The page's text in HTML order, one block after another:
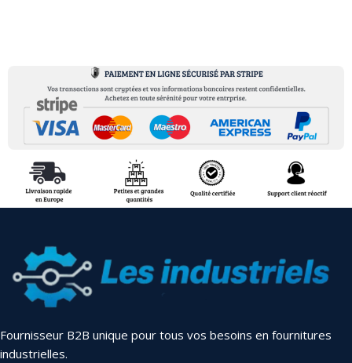
Fournisseur B2B unique pour tous vos besoins en fournitures
industrielles.